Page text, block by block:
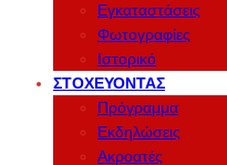
Εγκαταστάσεις
Φωτογραφίες
Ιστορικό
ΣΤΟΧΕΎΟΝΤΑΣ
Πρόγραμμα
Εκδηλώσεις
Ακροατές